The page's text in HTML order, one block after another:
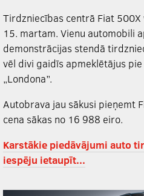
Tirdzniecības centrā Fiat
15. martam. Vienu automobili
demonstrācijas stendā
vēl divi gaidīs apmeklētājus
„Londona”.
Autobrava jau sākusi pieņemt
cena sākas no 16 988 eiro.
Karstākie piedāvājumi auto
iespēju ietaupīt...